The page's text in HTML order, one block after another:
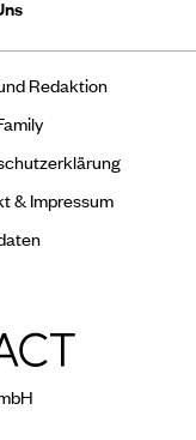
Redaktion
& Impressum